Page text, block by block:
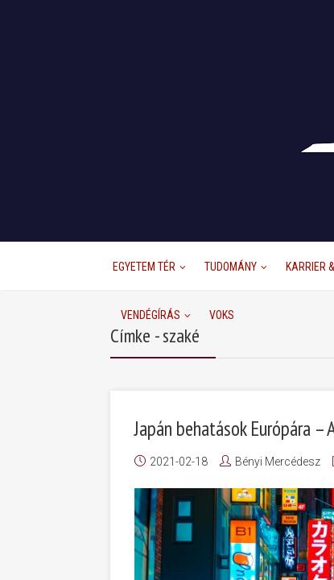
EGYETEM TÉR TUDOMÁNY KARRIER
VENDÉGÍRÁS VOKS
Címke - szaké
Japán behatások Európára
2021-02-18 Bényi Mercédesz